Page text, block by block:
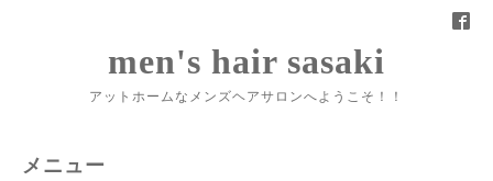
men's hair sasaki
アットホームなメンズヘアサロンへようこそ！！
メニュー